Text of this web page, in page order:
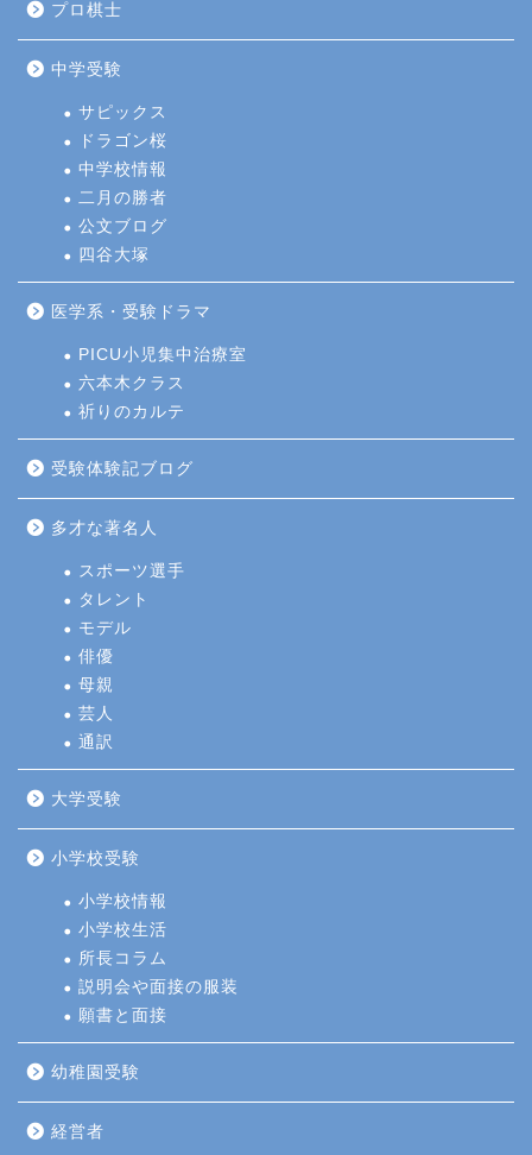
プロ棋士
中学受験
サピックス
ドラゴン桜
中学校情報
二月の勝者
公文ブログ
四谷大塚
医学系・受験ドラマ
PICU小児集中治療室
六本木クラス
祈りのカルテ
受験体験記ブログ
多才な著名人
スポーツ選手
タレント
モデル
俳優
母親
芸人
通訳
大学受験
小学校受験
小学校情報
小学校生活
所長コラム
説明会や面接の服装
願書と面接
幼稚園受験
経営者